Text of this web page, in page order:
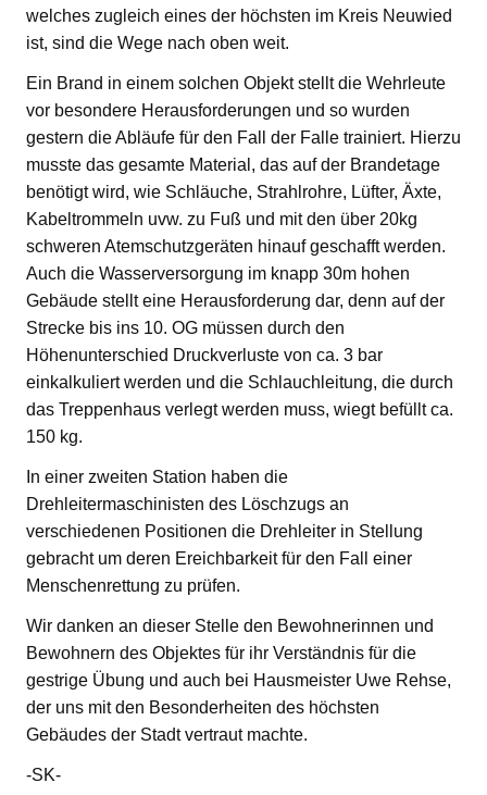
welches zugleich eines der höchsten im Kreis Neuwied
ist, sind die Wege nach oben weit.
Ein Brand in einem solchen Objekt stellt die Wehrleute
vor besondere Herausforderungen und so wurden
gestern die Abläufe für den Fall der Falle trainiert. Hierzu
musste das gesamte Material, das auf der Brandetage
benötigt wird, wie Schläuche, Strahlrohre, Lüfter, Äxte,
Kabeltrommeln uvw. zu Fuß und mit den über 20kg
schweren Atemschutzgeräten hinauf geschafft werden.
Auch die Wasserversorgung im knapp 30m hohen
Gebäude stellt eine Herausforderung dar, denn auf der
Strecke bis ins 10. OG müssen durch den
Höhenunterschied Druckverluste von ca. 3 bar
einkalkuliert werden und die Schlauchleitung, die durch
das Treppenhaus verlegt werden muss, wiegt befüllt ca.
150 kg.
In einer zweiten Station haben die
Drehleitermaschinisten des Löschzugs an
verschiedenen Positionen die Drehleiter in Stellung
gebracht um deren Ereichbarkeit für den Fall einer
Menschenrettung zu prüfen.
Wir danken an dieser Stelle den Bewohnerinnen und
Bewohnern des Objektes für ihr Verständnis für die
gestrige Übung und auch bei Hausmeister Uwe Rehse,
der uns mit den Besonderheiten des höchsten
Gebäudes der Stadt vertraut machte.
-SK-